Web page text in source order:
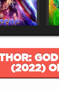
(2022)